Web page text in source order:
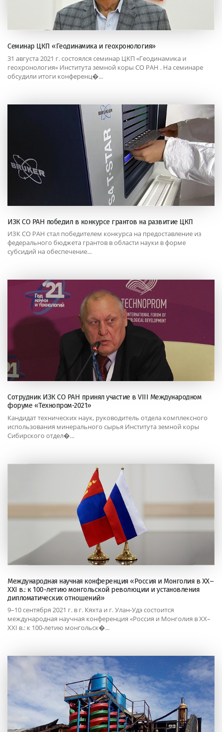
Семинар ЦКП «Геодинамика и геохронология»
31 августа 2021 г. состоялся семинар ЦКП «Геодинамика и
геохронология» Института земной коры СО РАН . На семинаре
обсудили итоги конференц�...
ИЗК СО РАН победил в конкурсе грантов на развитие ЦКП
ИЗК СО РАН стал победителем конкурса на предоставление из
федерального бюджета грантов в области науки в форме
субсидий на обеспечение...
Сотрудник ИЗК СО РАН принял участие в VIII Международном
форуме «Технопром-2021»
Кандидат технических наук, руководитель отдела комплексного
использования минерального сырья Института земной коры
Сибирского отдел�...
Международная научная конференция «Россия и Монголия в ХХ–
XXI в.: к 100-летию монгольской революции и установления
дипломатических отношений»
9–10 сентября 2021 г. в г. Кяхта и г. Улан-Удэ состоится
международная научная конференция «Россия и Монголия в ХХ–
XXI в.: к 100-летию монгольск�...